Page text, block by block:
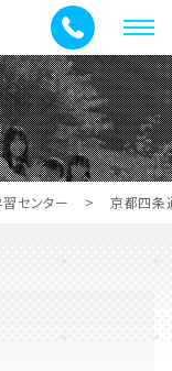
メ
ニ
ュ
ー
センター > 京都四条